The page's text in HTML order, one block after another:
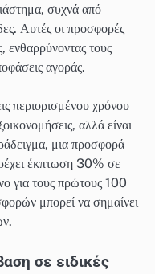
συχνά από
Αυτές οι προσφορές
ενθαρρύνοντας τους
αγοράς.
περιορισμένου χρόνου
αλλά είναι
μια προσφορά
έκπτωση 30% σε
για τους πρώτους 100
μπορεί να σημαίνει
σε ειδικές